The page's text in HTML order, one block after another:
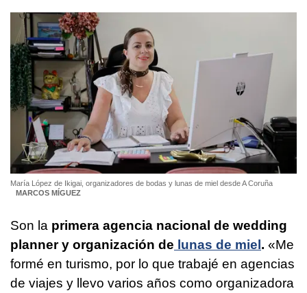
María López de Ikigai, organizadores de bodas y lunas de miel desde A Coruña
MARCOS MÍGUEZ
Son la primera agencia nacional de wedding
planner y organización de lunas de miel. «Me
formé en turismo, por lo que trabajé en agencias
de viajes y llevo varios años como organizadora